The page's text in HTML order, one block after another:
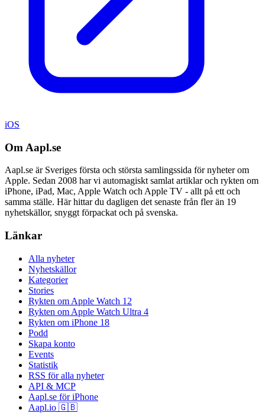
iOS
Om Aapl.se
Aapl.se är Sveriges första och största samlingssida för nyheter om
Apple. Sedan 2008 har vi automagiskt samlat artiklar och rykten om
iPhone, iPad, Mac, Apple Watch och Apple TV - allt på ett och
samma ställe. Här hittar du dagligen det senaste från fler än 19
nyhetskällor, snyggt förpackat och på svenska.
Länkar
Alla nyheter
Nyhetskällor
Kategorier
Stories
Rykten om Apple Watch 12
Rykten om Apple Watch Ultra 4
Rykten om iPhone 18
Podd
Skapa konto
Events
Statistik
RSS för alla nyheter
API & MCP
Aapl.se för iPhone
Aapl.io 🇬🇧